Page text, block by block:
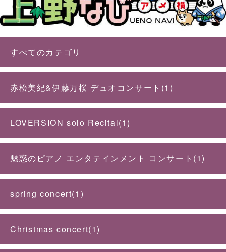
すべてのカテゴリ
赤松美紀&伊藤万桜 デュオコンサート(1)
LOVERSION solo Recital(1)
魅惑のピアノ エンタテインメント コンサート(1)
spring concert(1)
Christmas concert(1)